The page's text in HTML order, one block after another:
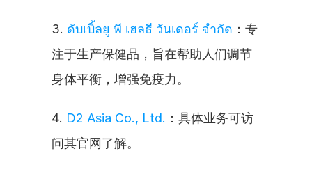
3. ดับเบิ้ลยู พี เฮลธี วันเดอร์ จำกัด ：专
注于生产保健品，旨在帮助人们调节
身体平衡，增强免疫力。
4. D2 Asia Co., Ltd. ：具体业务可访
问其官网了解。